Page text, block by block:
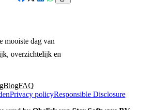
mooiste dag van
overzichtelijk en
BlogFAQ
Privacy policyResponsible Disclosure